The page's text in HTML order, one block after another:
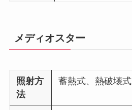
メディオスター
照射方
法
蓄熱式、熱破壊式